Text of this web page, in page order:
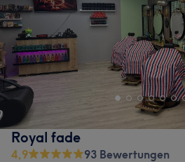
Royal fade
4,9
93 Bewertungen